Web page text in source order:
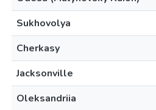
Sukhovolya
Cherkasy
Jacksonville
Oleksandriia